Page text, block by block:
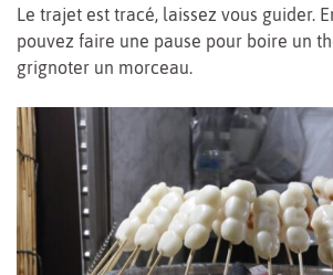
Le trajet est tracé, laissez vous guider.
pouvez faire une pause pour boire un
grignoter un morceau.